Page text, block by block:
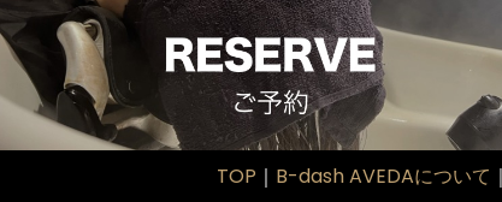
TOP ｜ B-dash AVEDAについて ｜